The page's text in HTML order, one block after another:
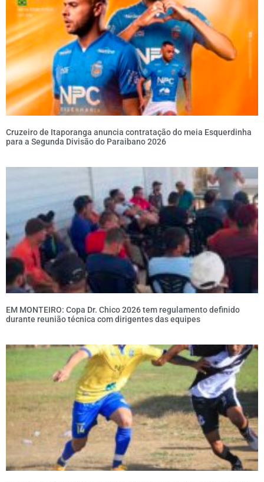
Cruzeiro de Itaporanga anuncia contratação do meia Esquerdinha
para a Segunda Divisão do Paraibano 2026
EM MONTEIRO: Copa Dr. Chico 2026 tem regulamento definido
durante reunião técnica com dirigentes das equipes